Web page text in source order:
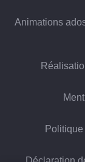
Animations